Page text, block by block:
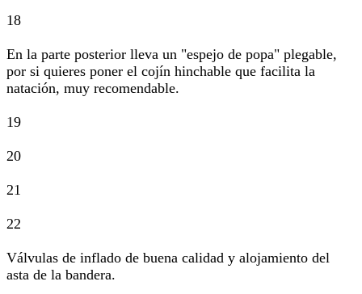
18
En la parte posterior lleva un "espejo de popa" plegable,
por si quieres poner el cojín hinchable que facilita la
natación, muy recomendable.
19
20
21
22
Válvulas de inflado de buena calidad y alojamiento del
asta de la bandera.